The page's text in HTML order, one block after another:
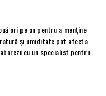
ori pe an pentru a menține
și umiditate pot afecta
cu un specialist pentru